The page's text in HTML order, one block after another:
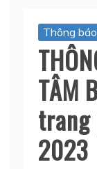
Thông
TÂM
trang
2023